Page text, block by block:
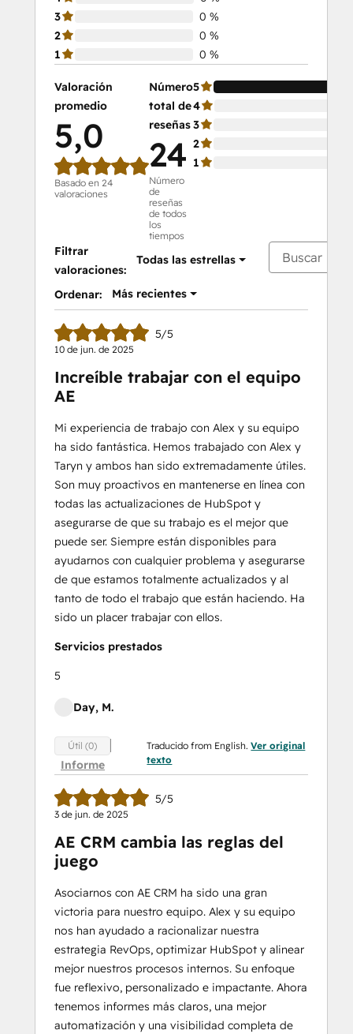
3
0 %
2
0 %
1
0 %
Valoración
promedio
5,0
Basado en 24
valoraciones
Número
total de
reseñas
24
Número
de
reseñas
de todos
los
tiempos
5
4
3
2
1
Filtrar
valoraciones:
Todas las estrellas
Ordenar: Más recientes
5/5
10 de jun. de 2025
Increíble trabajar con el equipo
AE
Mi experiencia de trabajo con Alex y su equipo
ha sido fantástica. Hemos trabajado con Alex y
Taryn y ambos han sido extremadamente útiles.
Son muy proactivos en mantenerse en línea con
todas las actualizaciones de HubSpot y
asegurarse de que su trabajo es el mejor que
puede ser. Siempre están disponibles para
ayudarnos con cualquier problema y asegurarse
de que estamos totalmente actualizados y al
tanto de todo el trabajo que están haciendo. Ha
sido un placer trabajar con ellos.
Servicios prestados
5
Day, M.
Útil (0)
Informe
Traducido from English.Ver original
texto
5/5
3 de jun. de 2025
AE CRM cambia las reglas del
juego
Asociarnos con AE CRM ha sido una gran
victoria para nuestro equipo. Alex y su equipo
nos han ayudado a racionalizar nuestra
estrategia RevOps, optimizar HubSpot y alinear
mejor nuestros procesos internos. Su enfoque
fue reflexivo, personalizado e impactante. Ahora
tenemos informes más claros, una mejor
automatización y una visibilidad completa de